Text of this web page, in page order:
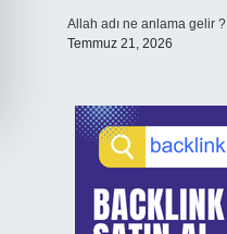
Allah adı ne anlama gelir ?
Temmuz 21, 2026